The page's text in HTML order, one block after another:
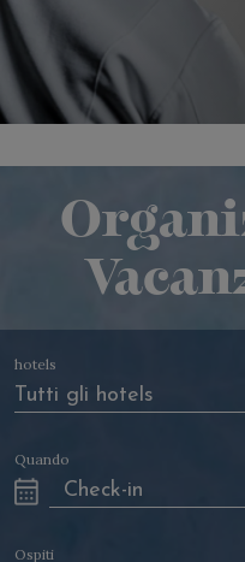
Indipendentemente
richiede un alto grado
coordinazione e
fisica impegnativa, la
Per ulteriori informazioni
chiama il +39 070
hotels
Quando
Ospiti